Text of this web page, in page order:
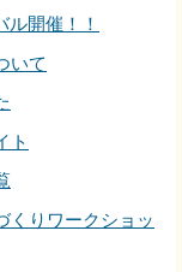
開催！！
いて
ト
りワークショッ